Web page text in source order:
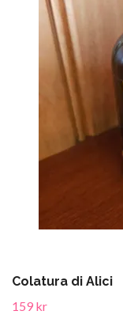
Colatura di Alici
159 kr